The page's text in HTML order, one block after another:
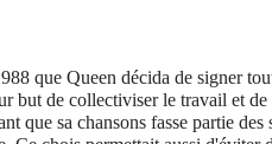
que Queen décida de signer
but de collectiviser le travail et
que sa chansons fasse partie